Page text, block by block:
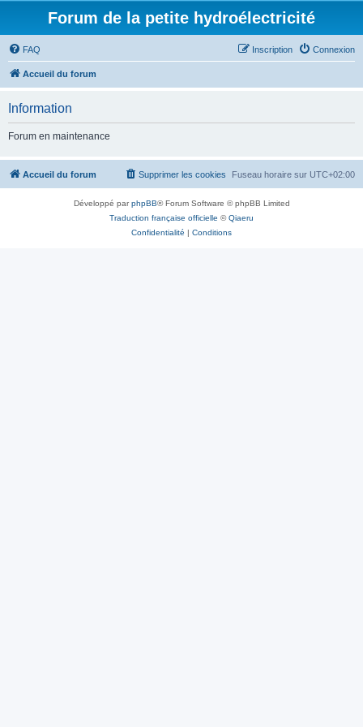
Forum de la petite hydroélectricité
FAQ Connexion
Inscription
Accueil du forum
Information
Forum en maintenance
Accueil du forum Fuseau horaire sur UTC+02:00
Supprimer les cookies
Développé parphpBB® Forum Software © phpBB Limited
Traduction française officielle ©Qiaeru
Confidentialité | Conditions